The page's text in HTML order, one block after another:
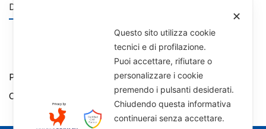
DISCLAIMER
Privacy Policy
Cookie Policy
✕
Questo sito utilizza cookie
tecnici e di profilazione.
Puoi accettare, rifiutare o
personalizzare i cookie
premendo i pulsanti desiderati.
Chiudendo questa informativa
continuerai senza accettare.